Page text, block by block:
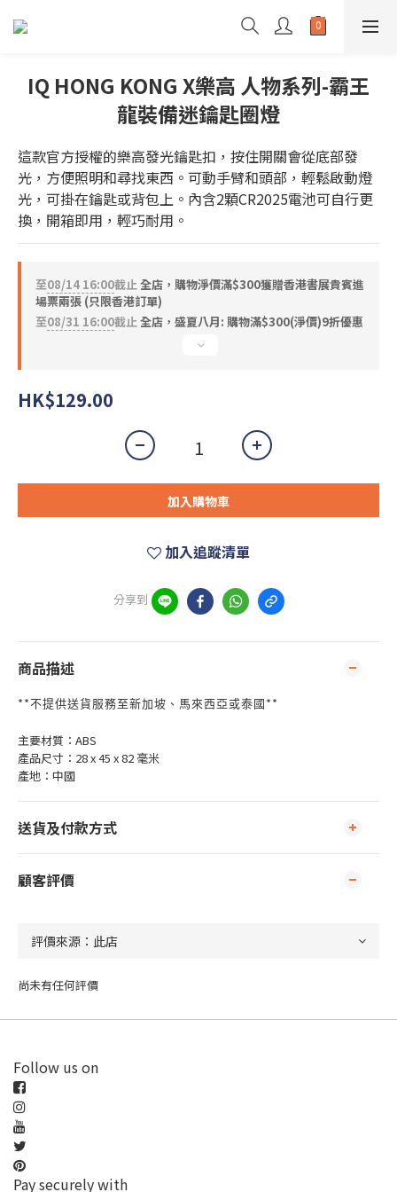
IQ HONG KONG X樂高 人物系列-霸王
龍裝備迷鑰匙圈燈
這款官方授權的樂高發光鑰匙扣，按住開關會從底部發
光，方便照明和尋找東西。可動手臂和頭部，輕鬆啟動燈
光，可掛在鑰匙或背包上。內含2顆CR2025電池可自行更
換，開箱即用，輕巧耐用。
至08/14 16:00截止全店，購物淨價滿$300獲贈香港書展貴賓進
場票兩張 (只限香港訂單)
至08/31 16:00截止全店，盛夏八月: 購物滿$300(淨價)9折優惠
HK$129.00
加入購物車
加入追蹤清單
分享到
商品描述
**不提供送貨服務至新加坡、馬來西亞或泰國 **
主要材質：ABS
產品尺寸：28 x 45 x 82 毫米
產地：中國
送貨及付款方式
顧客評價
尚未有任何評價
Follow us on
Pay securely with